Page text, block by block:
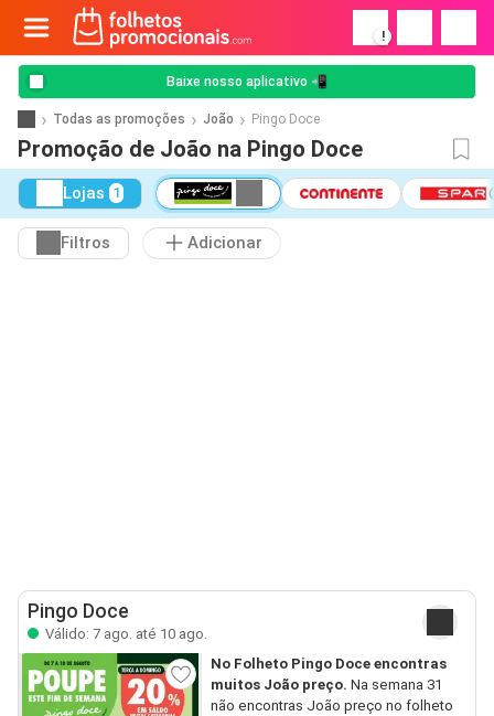
!
Baixe nosso aplicativo 📲
Todas as promoções João Pingo Doce
Promoção de João na Pingo Doce
Lojas 1
Filtros Adicionar
Pingo Doce
Válido: 7 ago. até 10 ago.
No Folheto Pingo Doce encontras
muitos João preço. Na semana 31
não encontras João preço no folheto